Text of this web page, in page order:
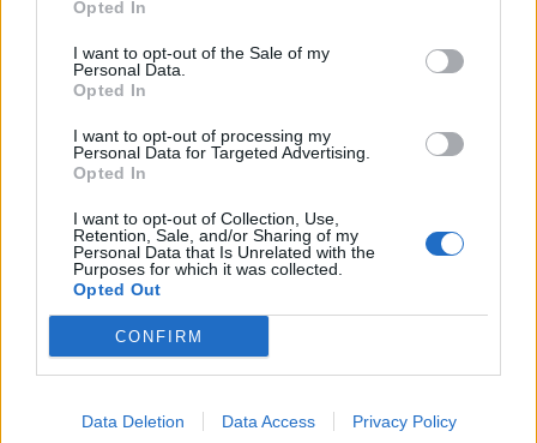
Opted In
I want to opt-out of the Sale of my
Personal Data.
Opted In
I want to opt-out of processing my
Personal Data for Targeted Advertising.
Opted In
I want to opt-out of Collection, Use,
Retention, Sale, and/or Sharing of my
Personal Data that Is Unrelated with the
Purposes for which it was collected.
Opted Out
CONFIRM
Data Deletion Data Access Privacy Policy